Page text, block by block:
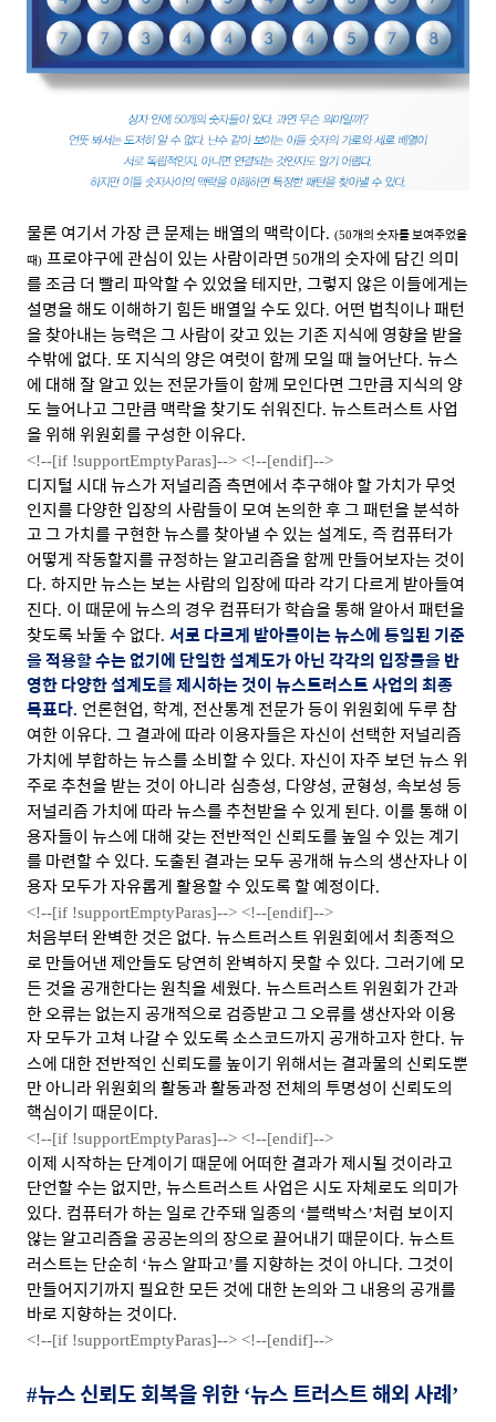
물론 여기서 가장 큰 문제는 배열의 맥락이다. (50개의 숫자를 보여주었을
때) 프로야구에 관심이 있는 사람이라면 50개의 숫자에 담긴 의미
를 조금 더 빨리 파악할 수 있었을 테지만, 그렇지 않은 이들에게는
설명을 해도 이해하기 힘든 배열일 수도 있다. 어떤 법칙이나 패턴
을 찾아내는 능력은 그 사람이 갖고 있는 기존 지식에 영향을 받을
수밖에 없다. 또 지식의 양은 여럿이 함께 모일 때 늘어난다. 뉴스
에 대해 잘 알고 있는 전문가들이 함께 모인다면 그만큼 지식의 양
도 늘어나고 그만큼 맥락을 찾기도 쉬워진다. 뉴스트러스트 사업
을 위해 위원회를 구성한 이유다.
<!--[if !supportEmptyParas]--> <!--[endif]-->
디지털 시대 뉴스가 저널리즘 측면에서 추구해야 할 가치가 무엇
인지를 다양한 입장의 사람들이 모여 논의한 후 그 패턴을 분석하
고 그 가치를 구현한 뉴스를 찾아낼 수 있는 설계도, 즉 컴퓨터가
어떻게 작동할지를 규정하는 알고리즘을 함께 만들어보자는 것이
다. 하지만 뉴스는 보는 사람의 입장에 따라 각기 다르게 받아들여
진다. 이 때문에 뉴스의 경우 컴퓨터가 학습을 통해 알아서 패턴을
찾도록 놔둘 수 없다. 서로 다르게 받아들이는 뉴스에 통일된 기준
을 적용할 수는 없기에 단일한 설계도가 아닌 각각의 입장들을 반
영한 다양한 설계도를 제시하는 것이 뉴스트러스트 사업의 최종
목표다. 언론현업, 학계, 전산통계 전문가 등이 위원회에 두루 참
여한 이유다. 그 결과에 따라 이용자들은 자신이 선택한 저널리즘
가치에 부합하는 뉴스를 소비할 수 있다. 자신이 자주 보던 뉴스 위
주로 추천을 받는 것이 아니라 심층성, 다양성, 균형성, 속보성 등
저널리즘 가치에 따라 뉴스를 추천받을 수 있게 된다. 이를 통해 이
용자들이 뉴스에 대해 갖는 전반적인 신뢰도를 높일 수 있는 계기
를 마련할 수 있다. 도출된 결과는 모두 공개해 뉴스의 생산자나 이
용자 모두가 자유롭게 활용할 수 있도록 할 예정이다.
<!--[if !supportEmptyParas]--> <!--[endif]-->
처음부터 완벽한 것은 없다. 뉴스트러스트 위원회에서 최종적으
로 만들어낸 제안들도 당연히 완벽하지 못할 수 있다. 그러기에 모
든 것을 공개한다는 원칙을 세웠다. 뉴스트러스트 위원회가 간과
한 오류는 없는지 공개적으로 검증받고 그 오류를 생산자와 이용
자 모두가 고쳐 나갈 수 있도록 소스코드까지 공개하고자 한다. 뉴
스에 대한 전반적인 신뢰도를 높이기 위해서는 결과물의 신뢰도뿐
만 아니라 위원회의 활동과 활동과정 전체의 투명성이 신뢰도의
핵심이기 때문이다.
<!--[if !supportEmptyParas]--> <!--[endif]-->
이제 시작하는 단계이기 때문에 어떠한 결과가 제시될 것이라고
단언할 수는 없지만, 뉴스트러스트 사업은 시도 자체로도 의미가
있다. 컴퓨터가 하는 일로 간주돼 일종의 ‘블랙박스’처럼 보이지
않는 알고리즘을 공공논의의 장으로 끌어내기 때문이다. 뉴스트
러스트는 단순히 ‘뉴스 알파고’를 지향하는 것이 아니다. 그것이
만들어지기까지 필요한 모든 것에 대한 논의와 그 내용의 공개를
바로 지향하는 것이다.
<!--[if !supportEmptyParas]--> <!--[endif]-->
#뉴스 신뢰도 회복을 위한 ‘뉴스 트러스트 해외 사례’